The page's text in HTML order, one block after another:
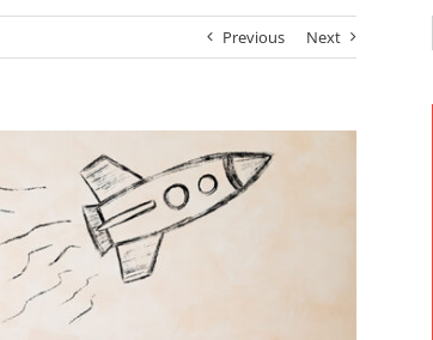
Previous Next